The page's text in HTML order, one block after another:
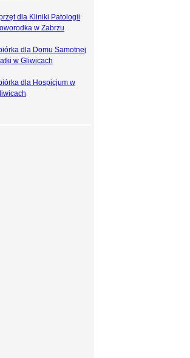
dla Kliniki Patologii
w Zabrzu
dla Domu Samotnej
w Gliwicach
dla Hospicjum w